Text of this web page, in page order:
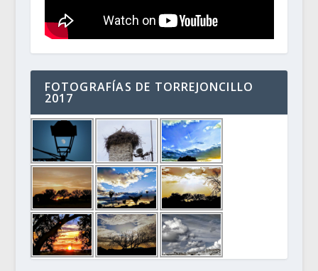
FOTOGRAFÍAS DE TORREJONCILLO
2017